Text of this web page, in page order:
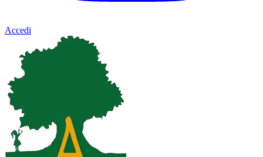
Accedi